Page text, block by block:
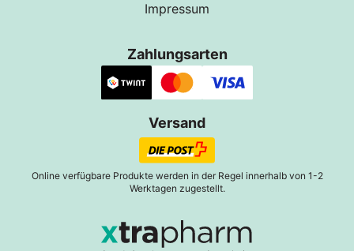
Impressum
Zahlungsarten
Versand
Online verfügbare Produkte werden in der Regel innerhalb von 1-2
Werktagen zugestellt.